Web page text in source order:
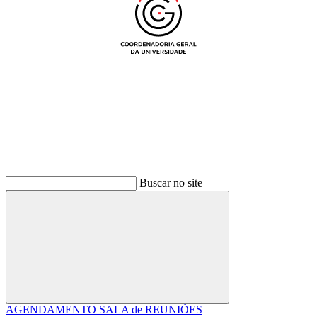
Buscar no site
Buscar
AGENDAMENTO SALA de REUNIÕES